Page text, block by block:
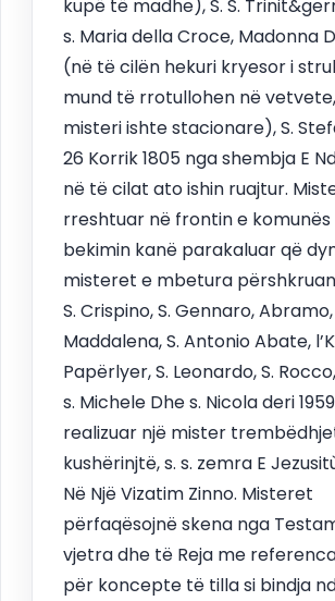
kupë të madhe), S. S.
s. Maria della Croce, Madonna
(në të cilën hekuri kryesor i
mund të rrotullohen në
misteri ishte stacionare), S.
26 Korrik 1805 nga shembja E
në të cilat ato ishin ruajtur.
rreshtuar në frontin e
bekimin kanë parakaluar që
misteret e mbetura përshkruan
S. Crispino, S. Gennaro,
Maddalena, S. Antonio Abate,
Papërlyer, S. Leonardo, S.
s. Michele Dhe s. Nicola deri
realizuar një mister
kushërinjtë, s. s. zemra E
Në Një Vizatim Zinno. Misteret
përfaqësojnë skena nga
vjetra dhe të Reja me
për koncepte të tilla si bindja